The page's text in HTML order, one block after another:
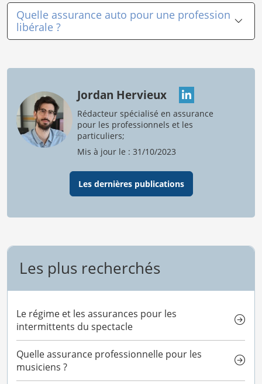
Quelle assurance auto pour une profession
libérale ?
Jordan Hervieux
Rédacteur spécialisé en assurance
pour les professionnels et les
particuliers;
Mis à jour le : 31/10/2023
Les dernières publications
Les plus recherchés
Le régime et les assurances pour les
intermittents du spectacle
Quelle assurance professionnelle pour les
musiciens ?